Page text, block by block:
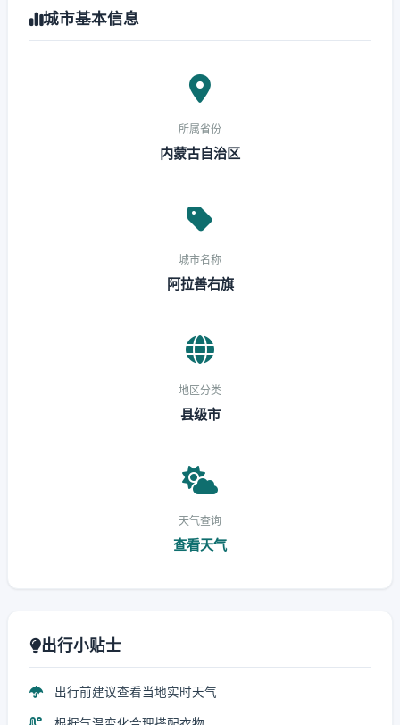
城市基本信息
所属省份
内蒙古自治区
城市名称
阿拉善右旗
地区分类
县级市
天气查询
查看天气
出行小贴士
出行前建议查看当地实时天气